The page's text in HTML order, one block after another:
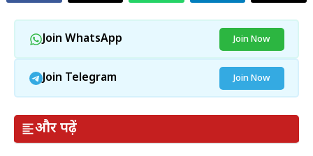
Join WhatsApp Join Now
Join Telegram Join Now
और पढ़ें